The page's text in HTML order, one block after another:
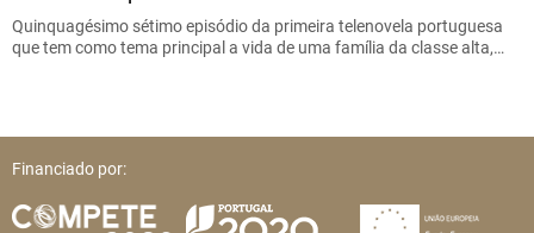
Quinquagésimo sétimo episódio da primeira telenovela portuguesa
que tem como tema principal a vida de uma família da classe alta,…
Financiado por: